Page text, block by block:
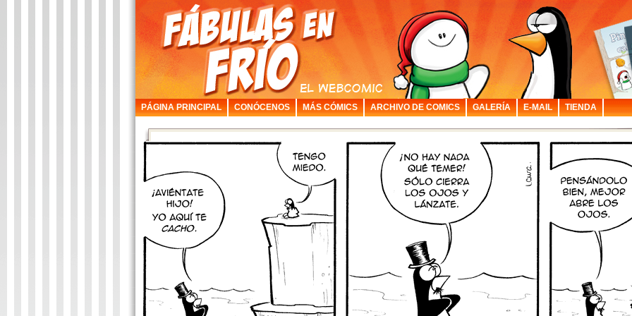
PÁGINA PRINCIPAL CONÓCENOS MÁS CÓMICS ARCHIVO DE COMICS GALERÍA E-MAIL TIENDA